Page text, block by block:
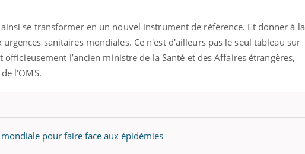
se transformer en un nouvel instrument de référence. Et donner à la
sanitaires mondiales. Ce n'est d'ailleurs pas le seul tableau sur
officieusement l’ancien ministre de la Santé et des Affaires étrangères,
l'OMS.
pour faire face aux épidémies